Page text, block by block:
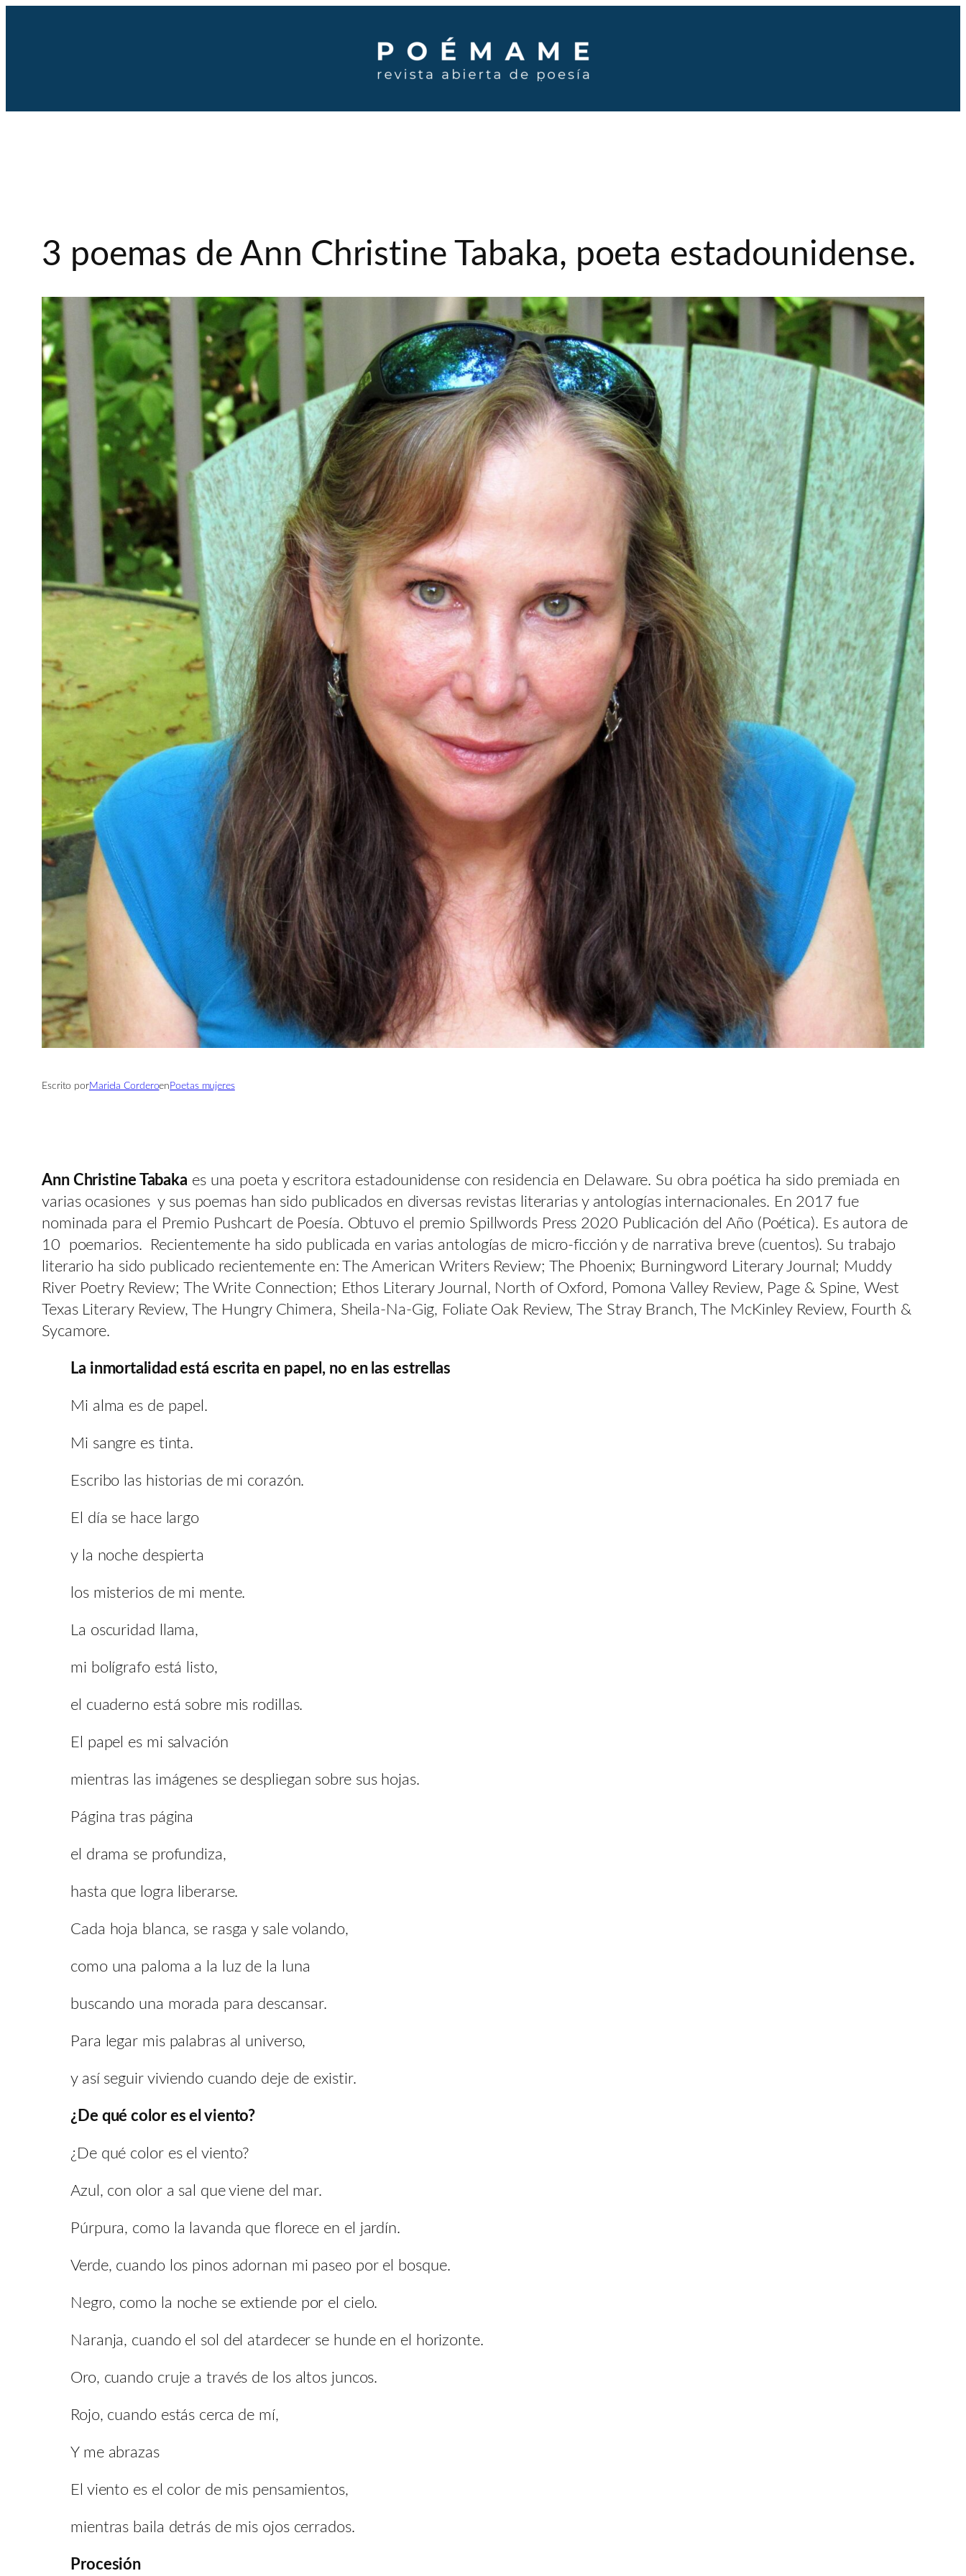
3 poemas de Ann Christine Tabaka, poeta estadounidense.
Escrito porMariela Corderoen Poetas mujeres
Ann Christine Tabaka es una poeta y escritora estadounidense con residencia en Delaware. Su obra poética ha sido premiada en
varias ocasiones y sus poemas han sido publicados en diversas revistas literarias y antologías internacionales. En 2017 fue
nominada para el Premio Pushcart de Poesía. Obtuvo el premio Spillwords Press 2020 Publicación del Año (Poética). Es autora de
10 poemarios. Recientemente ha sido publicada en varias antologías de micro-ficción y de narrativa breve (cuentos). Su trabajo
literario ha sido publicado recientemente en: The American Writers Review; The Phoenix; Burningword Literary Journal; Muddy
River Poetry Review; The Write Connection; Ethos Literary Journal, North of Oxford, Pomona Valley Review, Page & Spine, West
Texas Literary Review, The Hungry Chimera, Sheila-Na-Gig, Foliate Oak Review, The Stray Branch, The McKinley Review, Fourth &
Sycamore.
La inmortalidad está escrita en papel, no en las estrellas
Mi alma es de papel.
Mi sangre es tinta.
Escribo las historias de mi corazón.
El día se hace largo
y la noche despierta
los misterios de mi mente.
La oscuridad llama,
mi bolígrafo está listo,
el cuaderno está sobre mis rodillas.
El papel es mi salvación
mientras las imágenes se despliegan sobre sus hojas.
Página tras página
el drama se profundiza,
hasta que logra liberarse.
Cada hoja blanca, se rasga y sale volando,
como una paloma a la luz de la luna
buscando una morada para descansar.
Para legar mis palabras al universo,
y así seguir viviendo cuando deje de existir.
¿De qué color es el viento?
¿De qué color es el viento?
Azul, con olor a sal que viene del mar.
Púrpura, como la lavanda que florece en el jardín.
Verde, cuando los pinos adornan mi paseo por el bosque.
Negro, como la noche se extiende por el cielo.
Naranja, cuando el sol del atardecer se hunde en el horizonte.
Oro, cuando cruje a través de los altos juncos.
Rojo, cuando estás cerca de mí,
Y me abrazas
El viento es el color de mis pensamientos,
mientras baila detrás de mis ojos cerrados.
Procesión